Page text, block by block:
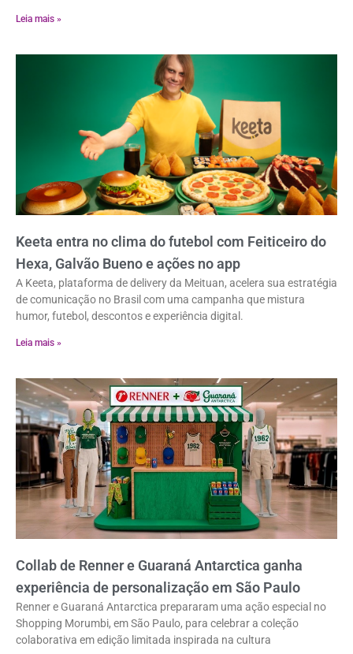
Leia mais »
Keeta entra no clima do futebol com Feiticeiro do
Hexa, Galvão Bueno e ações no app
A Keeta, plataforma de delivery da Meituan, acelera sua estratégia
de comunicação no Brasil com uma campanha que mistura
humor, futebol, descontos e experiência digital.
Leia mais »
Collab de Renner e Guaraná Antarctica ganha
experiência de personalização em São Paulo
Renner e Guaraná Antarctica prepararam uma ação especial no
Shopping Morumbi, em São Paulo, para celebrar a coleção
colaborativa em edição limitada inspirada na cultura